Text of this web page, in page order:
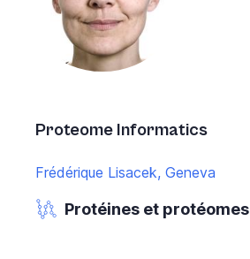
Proteome Informatics
Frédérique Lisacek, Geneva
Protéines et protéomes